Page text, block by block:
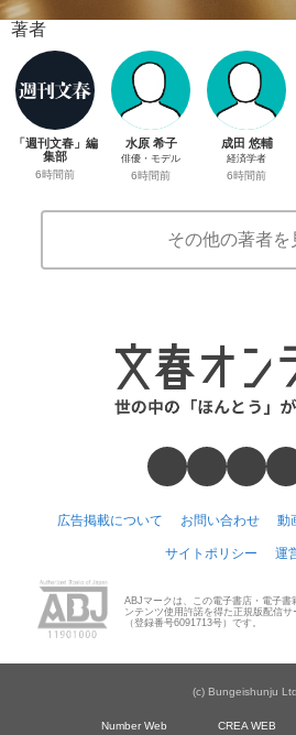
著者
「週刊文春」編
集部
6時間前
水原 希子
俳優・モデル
6時間前
成田 悠輔
経済学者
6時間前
その他の著者を
広告掲載について お問い合わせ 動
サイトポリシー 運
ABJマークは、この電子書店・電子書
ンテンツ使用許諾を得た正規版配信
（登録番号6091713号）です。
(c) Bungeishunju Ltd.
Number Web CREA WEB